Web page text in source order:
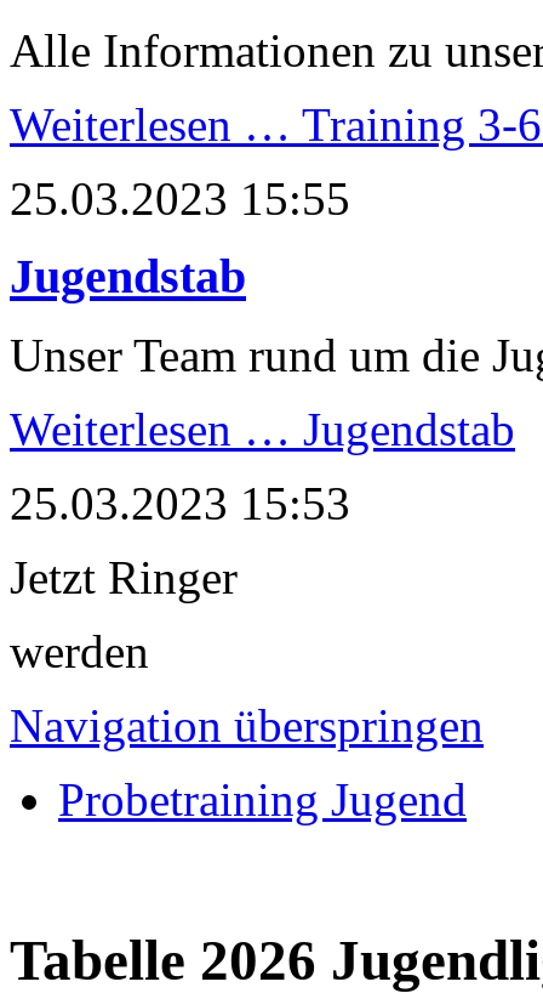
Alle Informationen zu
Weiterlesen … Training 3-
25.03.2023 15:55
Jugendstab
Unser Team rund um die
Weiterlesen … Jugendstab
25.03.2023 15:53
Jetzt Ringer
werden
Navigation überspringen
Probetraining Jugend
Tabelle 2026